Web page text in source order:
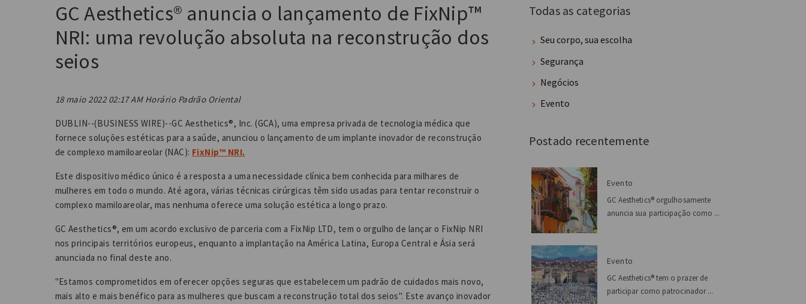
GC Aesthetics® anuncia o lançamento de FixNip™
NRI: uma revolução absoluta na reconstrução dos
seios
18 maio 2022 02:17 AM Horário Padrão Oriental
DUBLIN--(BUSINESS WIRE)--GC Aesthetics®, Inc. (GCA), uma empresa privada de tecnologia médica que
fornece soluções estéticas para a saúde, anunciou o lançamento de um implante inovador de reconstrução
de complexo mamiloareolar (NAC): FixNip™ NRI.
Este dispositivo médico único é a resposta a uma necessidade clínica bem conhecida para milhares de
mulheres em todo o mundo. Até agora, várias técnicas cirúrgicas têm sido usadas para tentar reconstruir o
complexo mamiloareolar, mas nenhuma oferece uma solução estética a longo prazo.
GC Aesthetics®, em um acordo exclusivo de parceria com a FixNip LTD, tem o orgulho de lançar o FixNip NRI
nos principais territórios europeus, enquanto a implantação na América Latina, Europa Central e Ásia será
anunciada no final deste ano.
"Estamos comprometidos em oferecer opções seguras que estabelecem um padrão de cuidados mais novo,
mais alto e mais benéfico para as mulheres que buscam a reconstrução total dos seios". Este avanço inovador
Todas as categorias
Seu corpo, sua escolha
Segurança
Negócios
Evento
Postado recentemente
Evento
GC Aesthetics® orgulhosamente
anuncia sua participação como ...
Evento
GC Aesthetics® tem o prazer de
participar como patrocinador ...